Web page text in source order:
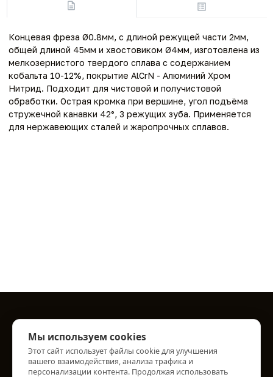
Концевая фреза Ø0.8мм, с длиной режущей части 2мм,
общей длиной 45мм и хвостовиком Ø4мм, изготовлена из
мелкозернистого твердого сплава с содержанием
кобальта 10-12%, покрытие AlCrN - Алюминий Хром
Нитрид. Подходит для чистовой и получистовой
обработки. Острая кромка при вершине, угол подъёма
стружечной канавки 42°, 3 режущих зуба. Применяется
для нержавеющих сталей и жаропрочных сплавов.
Информация
О нас
Информация о доставке
Мы используем cookies
Этот сайт использует файлы cookie для улучшения
вашего взаимодействия, анализа трафика и
персонализации контента. Продолжая использовать